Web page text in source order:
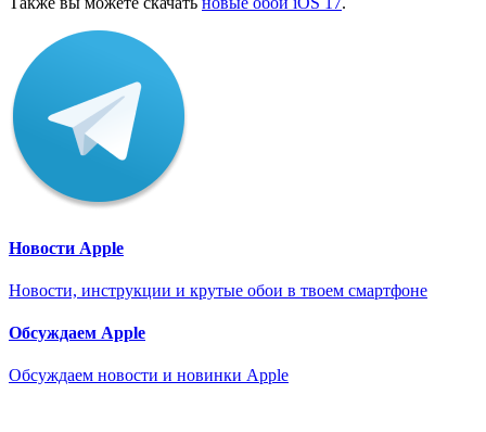
Новости Apple
Новости, инструкции и крутые обои в твоем смартфоне
Обсуждаем Apple
Обсуждаем новости и новинки Apple